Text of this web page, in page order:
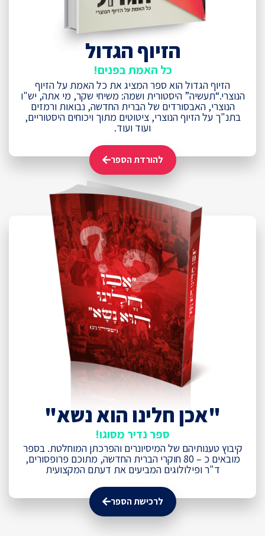
הזיוף הגדול
כל האמת בפנים!
הזיוף הגדול הוא ספר המציג את כל האמת על הזיוף
הנוצרי.“תעשיה” היסטורית ושמה: משיחי שקר, מי אתה, יש"ו
הנוצרי, האבסורדים של הברית החדשה, נבואות ורמזים
בתנ"ך על הזיוף הנוצרי, ציטוטים מתוך ויכוחים היסטוריים,
ועוד ועוד.
להורדת הספר
"אכן חלינו הוא נשא"
ספר נדיר מסוגו!
קיבוץ טענותיהם של המיסיונרים והפרכתן המוחלטת. בספר
מובאים כ – 80 חוקרי הברית החדשה, מתוכם פרופסורים,
ד"ר ופילולוגים המביעים את דעתם המקצועית
לרכישת הספר